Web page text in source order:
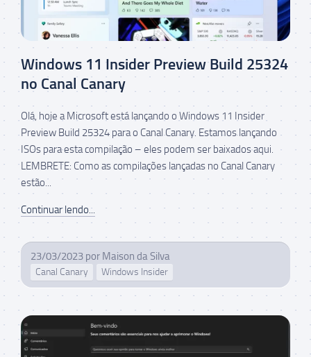
Windows 11 Insider Preview Build 25324
no Canal Canary
Olá, hoje a Microsoft está lançando o Windows 11 Insider
Preview Build 25324 para o Canal Canary. Estamos lançando
ISOs para esta compilação – eles podem ser baixados aqui.
LEMBRETE: Como as compilações lançadas no Canal Canary
estão...
Continuar lendo...
23/03/2023 por Maison da Silva
Canal Canary Windows Insider